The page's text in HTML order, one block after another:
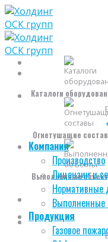
Skip
to
content
Компания
Производство
Лицензии и
Нормативные
Выполненные
Продукция
Газовое
Каталоги
Огнетушащие
Выполненные